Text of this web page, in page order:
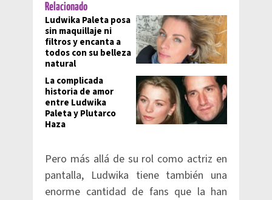
Relacionado
Ludwika Paleta posa
sin maquillaje ni
filtros y encanta a
todos con su belleza
natural
La complicada
historia de amor
entre Ludwika
Paleta y Plutarco
Haza
Pero más allá de su rol como actriz en
pantalla, Ludwika tiene también una
enorme cantidad de fans que la han